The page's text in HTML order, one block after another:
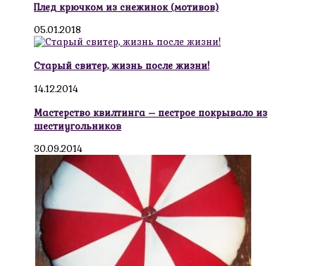
Плед крючком из снежинок (мотивов)
05.01.2018
Старый свитер, жизнь после жизни!
14.12.2014
Мастерство квилтинга – пестрое покрывало из
шестиугольников
30.09.2014